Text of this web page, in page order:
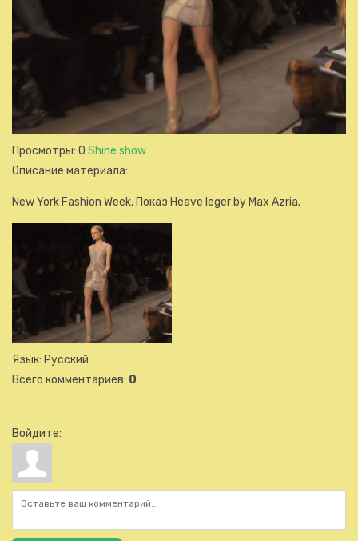
Просмотры: 0 Shine show
Описание материала:
New York Fashion Week. Показ Heave leger by Max Azria.
Язык: Русский
Всего комментариев: 0
Войдите: